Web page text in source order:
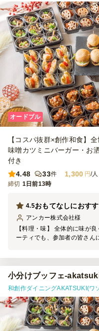
調整が必要ですが、もう少し
た。 （参加者に小学生以下
れません） 見た目が華やか
たので良かったです。 また
す。
オードブル
【コスパ抜群×創作和食】
味噌カツミニバーガー・お
付き
4.48
33件 1,300 円/
締切 1日前13時
おもてなしにおす
4.5
アンカー株式会社様
【料理・味】 全体的に味が
ーティでも、参加者の皆さん
間にしば漬けが入っていまし
ようで、当日はあまり召し
とブロッコリーのマリネは、
緒であればちょうど良いのか
いたため、そのままいただく
ス】 指定時間より少し早め
時間に余裕ができ、とても助
小分けブッフェ-
和創作ダイニングAKATSUKI(ワ